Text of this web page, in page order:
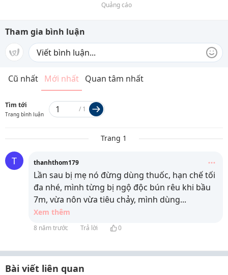
Quảng cáo
Tham gia bình luận
Cũ nhất Mới nhất Quan tâm nhất
Tìm tới
Trang bình luận
/ 1
Trang 1
T thanhthom179
Lần sau bị mẹ nó đừng dùng thuốc, hạn chế tối
đa nhé, mình từng bị ngộ độc bún rêu khi bầu
7m, vừa nôn vừa tiêu chảy, mình dùng...
Xem thêm
8 năm trước Trả lời 0
Bài viết liên quan